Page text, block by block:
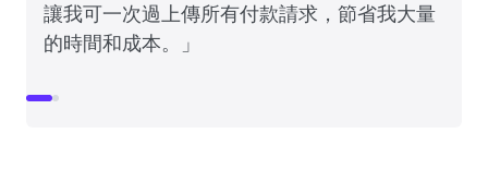
讓我可一次過上傳所有付款請求，節省我大量
的時間和成本。」